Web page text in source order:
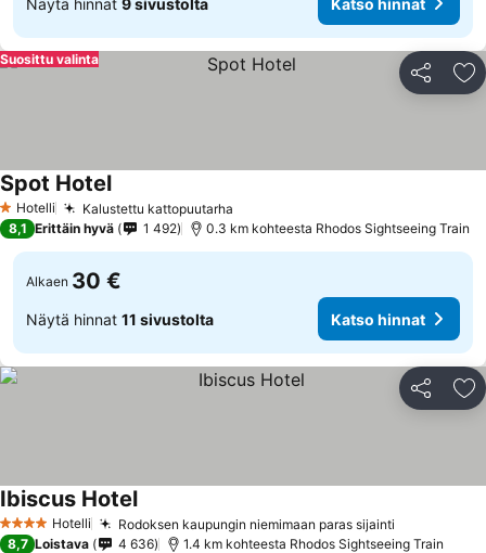
Jaa
Suosittu valinta
1 Tähtiluokitus
Hotelli Kalustettu kattopuutarha
Spot HotelKatso hinnat
8,1 Erittäin hyvä 1 492 0.3 km kohteesta Rhodos Sightseeing Train
Alkaen 30 €
Näytä hinnat 11 sivustolta Katso hinnat
Jaa
4 Tähtiluokitus
Hotelli Rodoksen kaupungin niemimaan paras sijainti
Ibiscus HotelKatso hinnat
8,7 Loistava 4 636 1.4 km kohteesta Rhodos Sightseeing Train